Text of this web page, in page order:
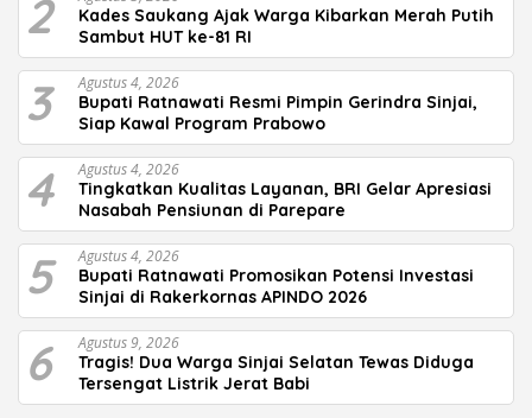
2
Kades Saukang Ajak Warga Kibarkan Merah Putih
Sambut HUT ke-81 RI
3 Agustus 4, 2026
Bupati Ratnawati Resmi Pimpin Gerindra Sinjai,
Siap Kawal Program Prabowo
4 Agustus 4, 2026
Tingkatkan Kualitas Layanan, BRI Gelar Apresiasi
Nasabah Pensiunan di Parepare
5 Agustus 4, 2026
Bupati Ratnawati Promosikan Potensi Investasi
Sinjai di Rakerkornas APINDO 2026
6 Agustus 9, 2026
Tragis! Dua Warga Sinjai Selatan Tewas Diduga
Tersengat Listrik Jerat Babi